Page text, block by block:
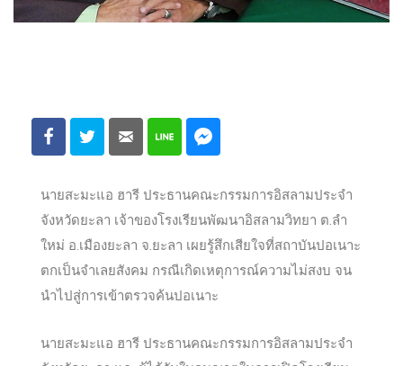
นายสะมะแอ ฮารี ประธานคณะกรรมการอิสลามประจำ
จังหวัดยะลา เจ้าของโรงเรียนพัฒนาอิสลามวิทยา ต.ลำ
ใหม่ อ.เมืองยะลา จ.ยะลา เผยรู้สึกเสียใจที่สถาบันปอเนาะ
ตกเป็นจำเลยสังคม กรณีเกิดเหตุการณ์ความไม่สงบ จน
นำไปสู่การเข้าตรวจค้นปอเนาะ
นายสะมะแอ ฮารี ประธานคณะกรรมการอิสลามประจำ